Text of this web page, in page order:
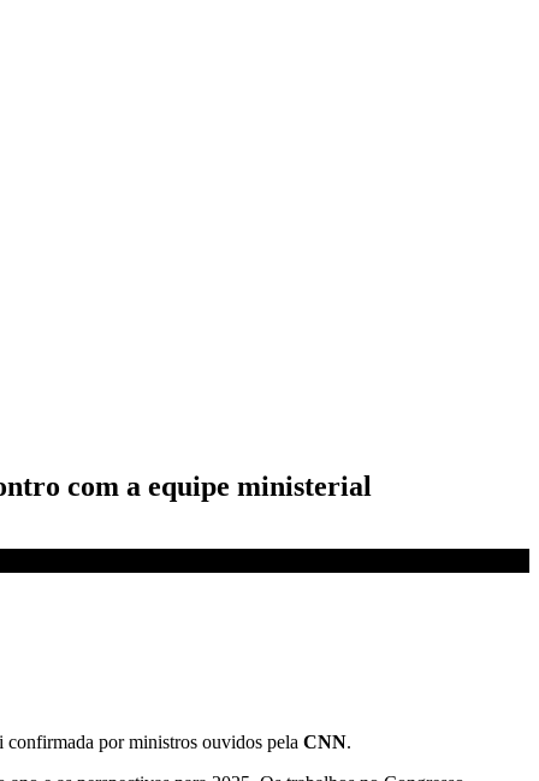
com a equipe ministerial
por ministros ouvidos pela CNN.